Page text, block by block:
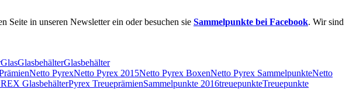
Seite in unseren Newsletter ein oder besuchen sie Sammelpunkte bei Facebook. Wir sind
GlasGlasbehälterGlasbehälter
Netto PyrexNetto Pyrex 2015Netto Pyrex BoxenNetto Pyrex SammelpunkteNetto
GlasbehälterPyrex TreueprämienSammelpunkte 2016treuepunkteTreuepunkte